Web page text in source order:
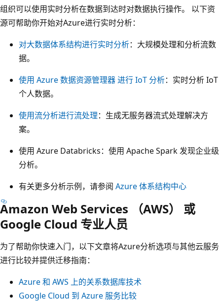
化
、
析
。
组织可以使用实时分析在数据到达时对数据执行操作。 以下资
源可帮助你开始对Azure进行实时分析：
对大数据体系结构进行实时分析：大规模处理和分析流数
据。
使用 Azure 数据资源管理器 进行 IoT 分析：实时分析 IoT
个人数据。
使用流分析进行流处理：生成无服务器流式处理解决方
案。
使用 Azure Databricks：使用 Apache Spark 发现企业级
分析。
有关更多分析示例，请参阅 Azure 体系结构中心
Amazon Web Services （AWS） 或
Google Cloud 专业人员
为了帮助你快速入门，以下文章将Azure分析选项与其他云服务
进行比较并提供迁移指南：
Azure 和 AWS 上的关系数据库技术
Google Cloud 到 Azure 服务比较